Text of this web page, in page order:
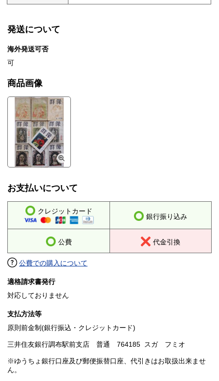
発送について
海外発送可否
可
商品画像
お支払いについて
クレジットカード
銀行振り込み
公費 代金引換
公費での購入について
適格請求書発行
対応しておりません
支払方法等
原則前金制(銀行振込・クレジットカード)
三井住友銀行調布駅前支店 普通 764185 スガ フミオ
※ゆうちょ銀行口座及び郵便振替口座、代引きはお取扱出来ませ
ん。